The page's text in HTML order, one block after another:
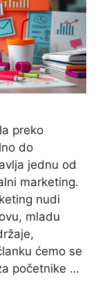
preko
do
jednu od
marketing.
nudi
mladu
ćemo se
početnike …